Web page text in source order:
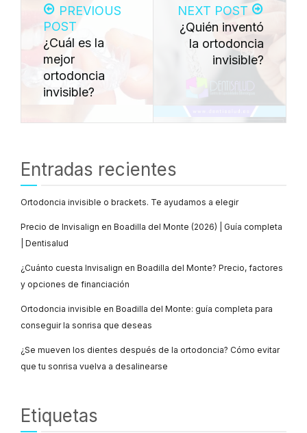
PREVIOUS
POST
¿Cuál es la
mejor
ortodoncia
invisible?
NEXT POST
¿Quién inventó
la ortodoncia
invisible?
Entradas recientes
Ortodoncia invisible o brackets. Te ayudamos a elegir
Precio de Invisalign en Boadilla del Monte (2026) | Guía completa
| Dentisalud
¿Cuánto cuesta Invisalign en Boadilla del Monte? Precio, factores
y opciones de financiación
Ortodoncia invisible en Boadilla del Monte: guía completa para
conseguir la sonrisa que deseas
¿Se mueven los dientes después de la ortodoncia? Cómo evitar
que tu sonrisa vuelva a desalinearse
Etiquetas